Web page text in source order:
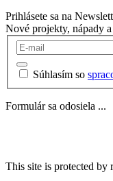
Prihlásete sa na
Nové projekty, nápady
Súhlasím so
Formulár sa odosiela ...
This site is protected